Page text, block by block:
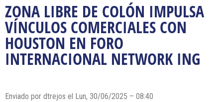
ZONA LIBRE DE COLÓN IMPULSA
VÍNCULOS COMERCIALES CON
HOUSTON EN FORO
INTERNACIONAL NETWORK ING
Enviado por dtrejos el Lun, 30/06/2025 – 08:40